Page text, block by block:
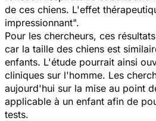
de ces chiens. L'effet
impressionnant".
Pour les chercheurs, ces
car la taille des chiens est
enfants. L'étude pourrait ainsi
cliniques sur l'homme. Les
aujourd'hui sur la mise au point
applicable à un enfant afin de
tests.